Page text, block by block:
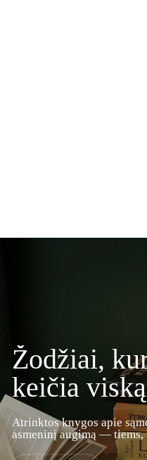
Žodžiai,
keičia
Atrinktos knygos apie
asmeninį augimą — tiems,